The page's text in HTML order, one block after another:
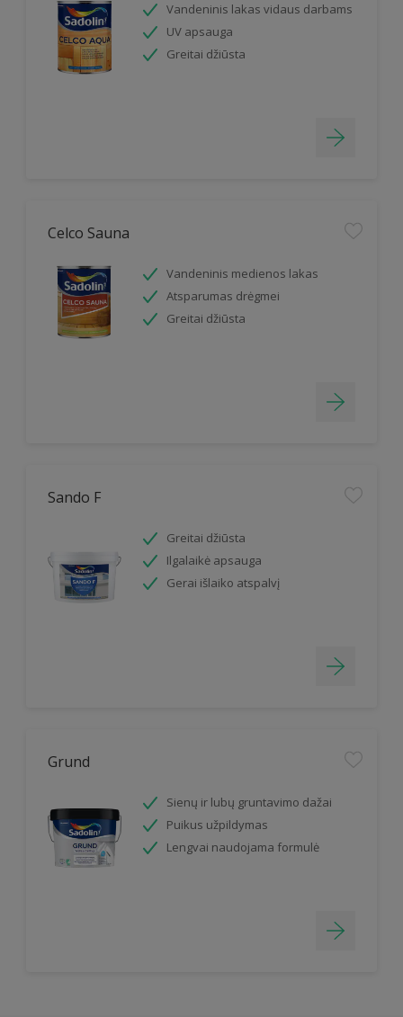
Vandeninis lakas vidaus darbams
UV apsauga
Greitai džiūsta
Celco Sauna
Vandeninis medienos lakas
Atsparumas drėgmei
Greitai džiūsta
Sando F
Greitai džiūsta
Ilgalaikė apsauga
Gerai išlaiko atspalvį
Grund
Sienų ir lubų gruntavimo dažai
Puikus užpildymas
Lengvai naudojama formulė